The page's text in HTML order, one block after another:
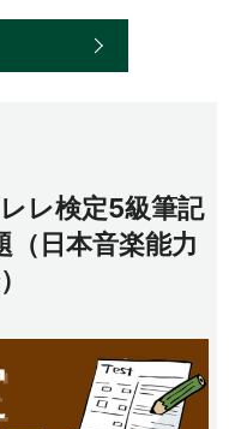
レ検定5級筆記
（日本音楽能力